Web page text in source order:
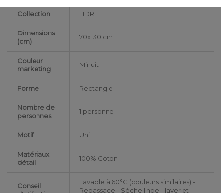
Collection HDR
Dimensions
(cm)
70x130 cm
Couleur
marketing
Minuit
Forme Rectangle
Nombre de
personnes
1 personne
Motif Uni
Matériaux
détail
100% Coton
Conseil
Lavable à 60°C (couleurs similaires) -
Repassage - Sèche linge - laver et